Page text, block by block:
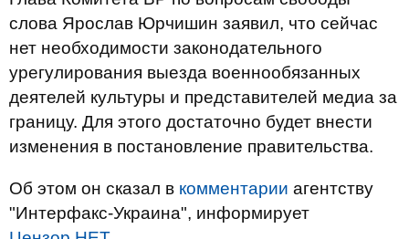
слова Ярослав Юрчишин заявил, что сейчас
нет необходимости законодательного
урегулирования выезда военнообязанных
деятелей культуры и представителей медиа за
границу. Для этого достаточно будет внести
изменения в постановление правительства.
Об этом он сказал в комментарии агентству
"Интерфакс-Украина", информирует